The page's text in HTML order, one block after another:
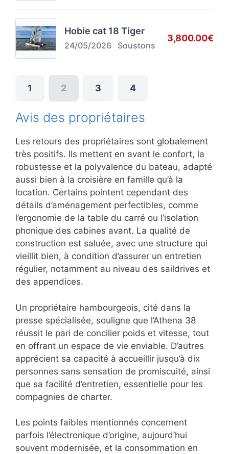
Hobie cat 18 Tiger
24/05/2026 Soustons
3,800.00€
1 2 3 4
Avis des propriétaires
Les retours des propriétaires sont globalement
très positifs. Ils mettent en avant le confort, la
robustesse et la polyvalence du bateau, adapté
aussi bien à la croisière en famille qu’à la
location. Certains pointent cependant des
détails d’aménagement perfectibles, comme
l’ergonomie de la table du carré ou l’isolation
phonique des cabines avant. La qualité de
construction est saluée, avec une structure qui
vieillit bien, à condition d’assurer un entretien
régulier, notamment au niveau des saildrives et
des appendices.
Un propriétaire hambourgeois, cité dans la
presse spécialisée, souligne que l’Athena 38
réussit le pari de concilier poids et vitesse, tout
en offrant un espace de vie enviable. D’autres
apprécient sa capacité à accueillir jusqu’à dix
personnes sans sensation de promiscuité, ainsi
que sa facilité d’entretien, essentielle pour les
compagnies de charter.
Les points faibles mentionnés concernent
parfois l’électronique d’origine, aujourd’hui
souvent modernisée, et la consommation en